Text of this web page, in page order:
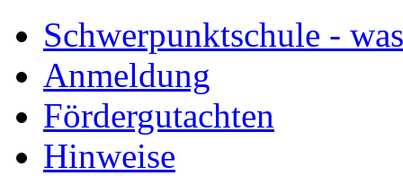
Schwerpunktschule -
Anmeldung
Fördergutachten
Hinweise